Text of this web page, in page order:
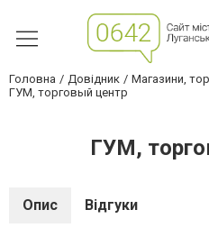
Головна Довідник Магазини,
ГУМ, торговый центр
ГУМ,
Опис Відгуки